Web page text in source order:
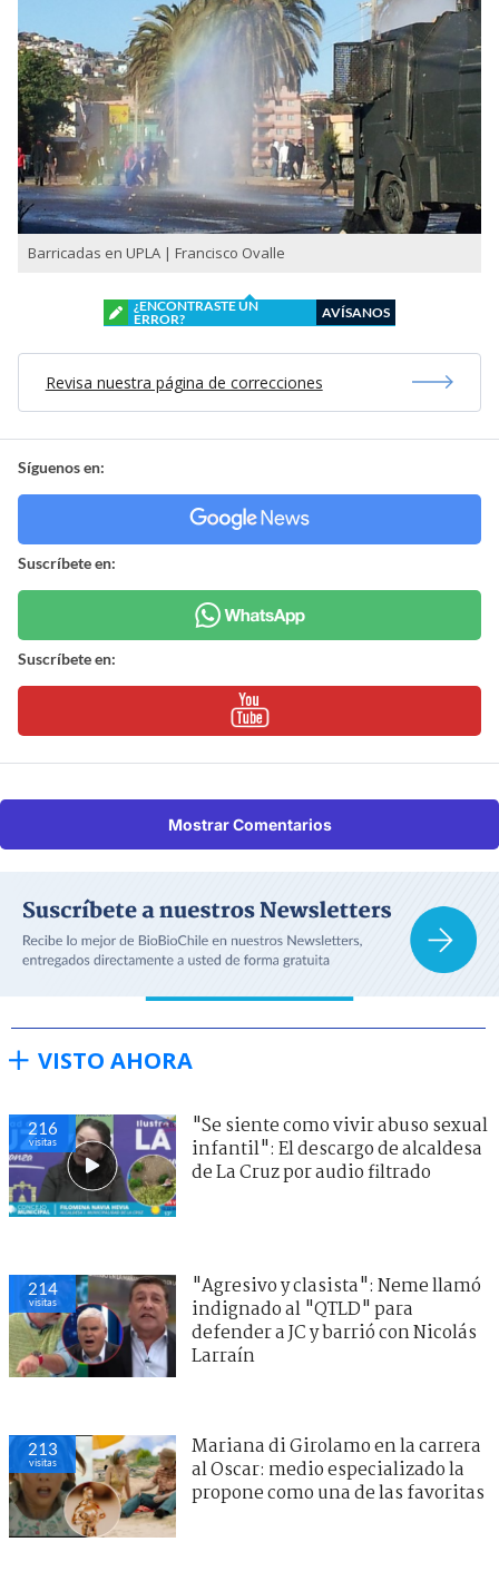
Barricadas en UPLA | Francisco Ovalle
¿ENCONTRASTE UN
ERROR?
AVÍSANOS
Revisa nuestra página de correcciones
Síguenos en:
Suscríbete en:
Suscríbete en:
Mostrar Comentarios
VISTO AHORA
216
visitas
"Se siente como vivir abuso sexual
infantil": El descargo de alcaldesa
de La Cruz por audio filtrado
214
visitas
"Agresivo y clasista": Neme llamó
indignado al "QTLD" para
defender a JC y barrió con Nicolás
Larraín
213
visitas
Mariana di Girolamo en la carrera
al Oscar: medio especializado la
propone como una de las favoritas